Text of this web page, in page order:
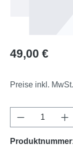
Regulärer Preis:
49,00 €
Preise inkl.
Produkt